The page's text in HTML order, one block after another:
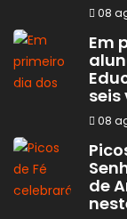
08
Em
seis
08
de